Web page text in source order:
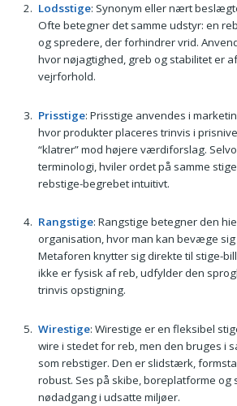
Lodsstige: Synonym eller nært
Ofte betegner det samme udstyr: en
og spredere, der forhindrer vrid.
hvor nøjagtighed, greb og stabilitet er
vejrforhold.
Prisstige: Prisstige anvendes i
hvor produkter placeres trinvis i
“klatrer” mod højere værdiforslag.
terminologi, hviler ordet på samme
rebstige-begrebet intuitivt.
Rangstige: Rangstige betegner den
organisation, hvor man kan bevæge
Metaforen knytter sig direkte til stige-
ikke er fysisk af reb, udfylder den
trinvis opstigning.
Wirestige: Wirestige er en fleksibel
wire i stedet for reb, men den bruges i
som rebstiger. Den er slidstærk,
robust. Ses på skibe, boreplatforme og
nødadgang i udsatte miljøer.